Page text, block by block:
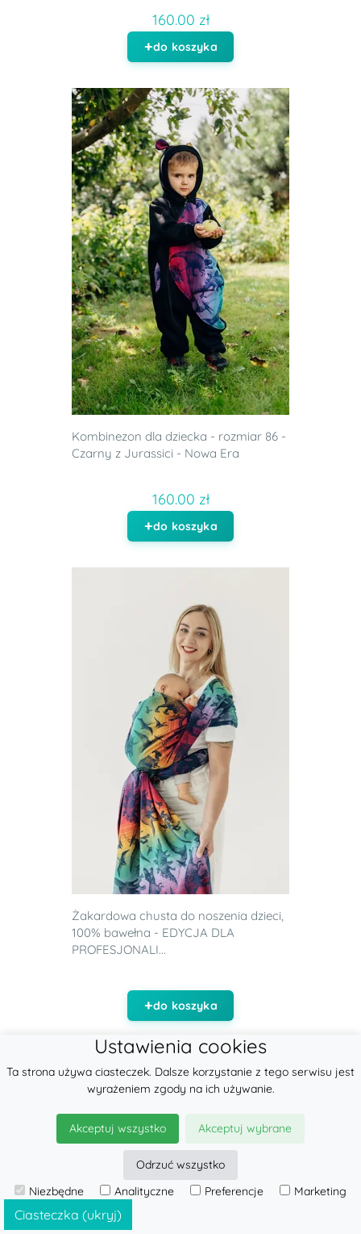
160.00 zł
do koszyka
Kombinezon dla dziecka - rozmiar 86 -
Czarny z Jurassici - Nowa Era
160.00 zł
do koszyka
Żakardowa chusta do noszenia dzieci,
100% bawełna - EDYCJA DLA
PROFESJONALI...
do koszyka
Ciasteczka (ukryj)
Ustawienia cookies
Ta strona używa ciasteczek. Dalsze korzystanie z tego serwisu jest
wyrażeniem zgody na ich używanie.
Akceptuj wszystko Akceptuj wybrane
Odrzuć wszystko
Niezbędne
Analityczne Preferencje Marketing